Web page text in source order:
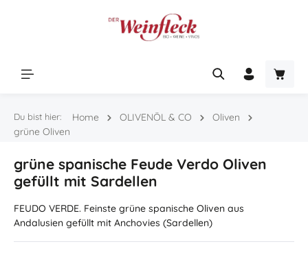
Du bist hier: Home OLIVENÖL & CO
Oliven
grüne Oliven
grüne spanische Feude Verdo Oliven
gefüllt mit Sardellen
FEUDO VERDE. Feinste grüne spanische Oliven aus
Andalusien gefüllt mit Anchovies (Sardellen)